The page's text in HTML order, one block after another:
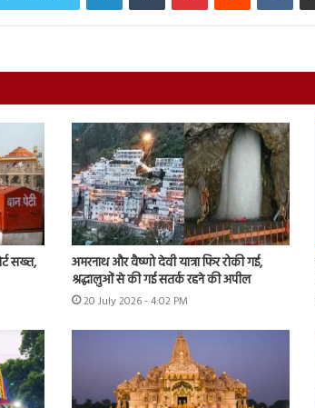
सख्त,
अमरनाथ और वैष्णो देवी यात्रा फिर रोकी गई,
श्रद्धालुओं से की गई सतर्क रहने की अपील
20 July 2026 - 4:02 PM